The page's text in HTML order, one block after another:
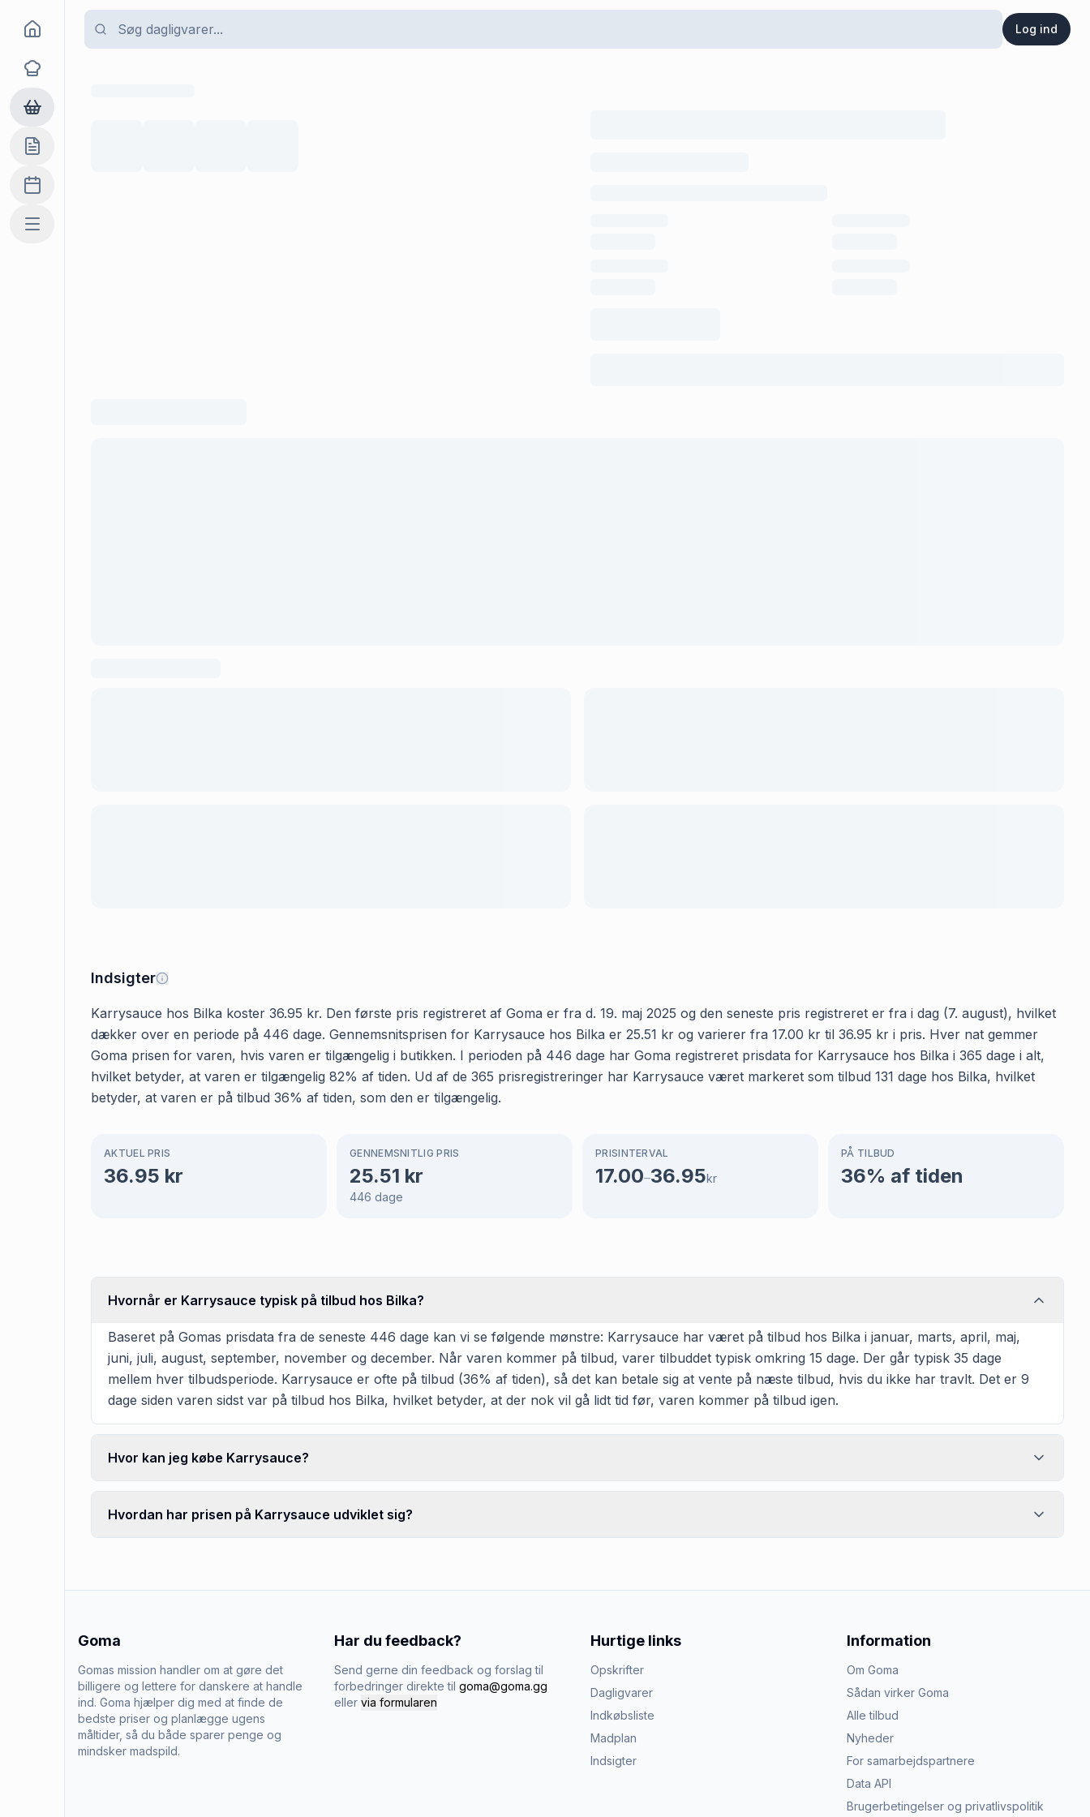
Log ind
Goma
Opskrifter
Dagligvarer
Indkøbslisten
Madplan
Mere
Indsigter
Karrysauce hos Bilka koster 36.95 kr. Den første pris registreret af Goma er fra d. 19. maj 2025 og den seneste pris registreret er fra i dag (7. august), hvilket
dækker over en periode på 446 dage. Gennemsnitsprisen for Karrysauce hos Bilka er 25.51 kr og varierer fra 17.00 kr til 36.95 kr i pris. Hver nat gemmer
Goma prisen for varen, hvis varen er tilgængelig i butikken. I perioden på 446 dage har Goma registreret prisdata for Karrysauce hos Bilka i 365 dage i alt,
hvilket betyder, at varen er tilgængelig 82% af tiden. Ud af de 365 prisregistreringer har Karrysauce været markeret som tilbud 131 dage hos Bilka, hvilket
betyder, at varen er på tilbud 36% af tiden, som den er tilgængelig.
AKTUEL PRIS
36.95 kr
GENNEMSNITLIG PRIS
25.51 kr
446 dage
PRISINTERVAL
17.00–36.95kr
PÅ TILBUD
36% af tiden
Hvornår er Karrysauce typisk på tilbud hos Bilka?
Baseret på Gomas prisdata fra de seneste 446 dage kan vi se følgende mønstre: Karrysauce har været på tilbud hos Bilka i januar, marts, april, maj,
juni, juli, august, september, november og december. Når varen kommer på tilbud, varer tilbuddet typisk omkring 15 dage. Der går typisk 35 dage
mellem hver tilbudsperiode. Karrysauce er ofte på tilbud (36% af tiden), så det kan betale sig at vente på næste tilbud, hvis du ikke har travlt. Det er 9
dage siden varen sidst var på tilbud hos Bilka, hvilket betyder, at der nok vil gå lidt tid før, varen kommer på tilbud igen.
Hvor kan jeg købe Karrysauce?
Hvordan har prisen på Karrysauce udviklet sig?
Goma
Gomas mission handler om at gøre det
billigere og lettere for danskere at handle
ind. Goma hjælper dig med at finde de
bedste priser og planlægge ugens
måltider, så du både sparer penge og
mindsker madspild.
Har du feedback?
Send gerne din feedback og forslag til
forbedringer direkte til goma@goma.gg
eller via formularen
Hurtige links
Opskrifter
Dagligvarer
Indkøbsliste
Madplan
Indsigter
Information
Om Goma
Sådan virker Goma
Alle tilbud
Nyheder
For samarbejdspartnere
Data API
Brugerbetingelser og privatlivspolitik